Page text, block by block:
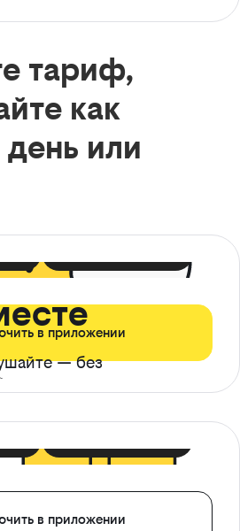
тариф,
как
или
— без
в приложении
в приложении